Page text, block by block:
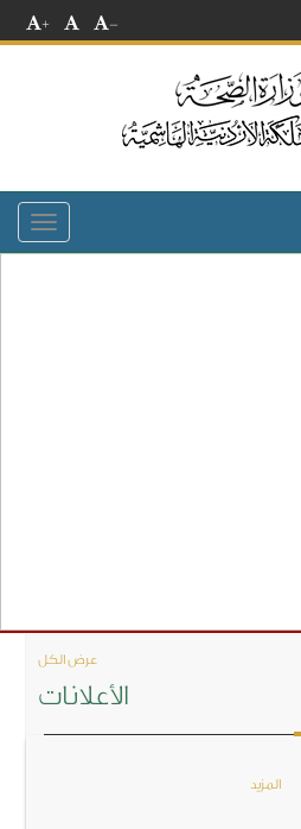
+
Toggle
navigation
الأعلانات
عرض الكل